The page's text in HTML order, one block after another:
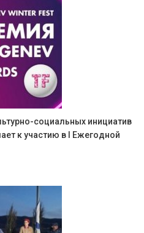
социальных инициатив
к участию в I Ежегодной